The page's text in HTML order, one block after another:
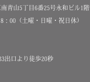
青山5丁目6番25号永和ビル1階
：00（土曜・日曜・祝日休）
出口より徒歩20秒